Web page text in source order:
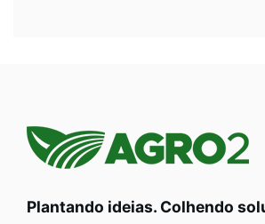
Plantando ideias. Colhendo